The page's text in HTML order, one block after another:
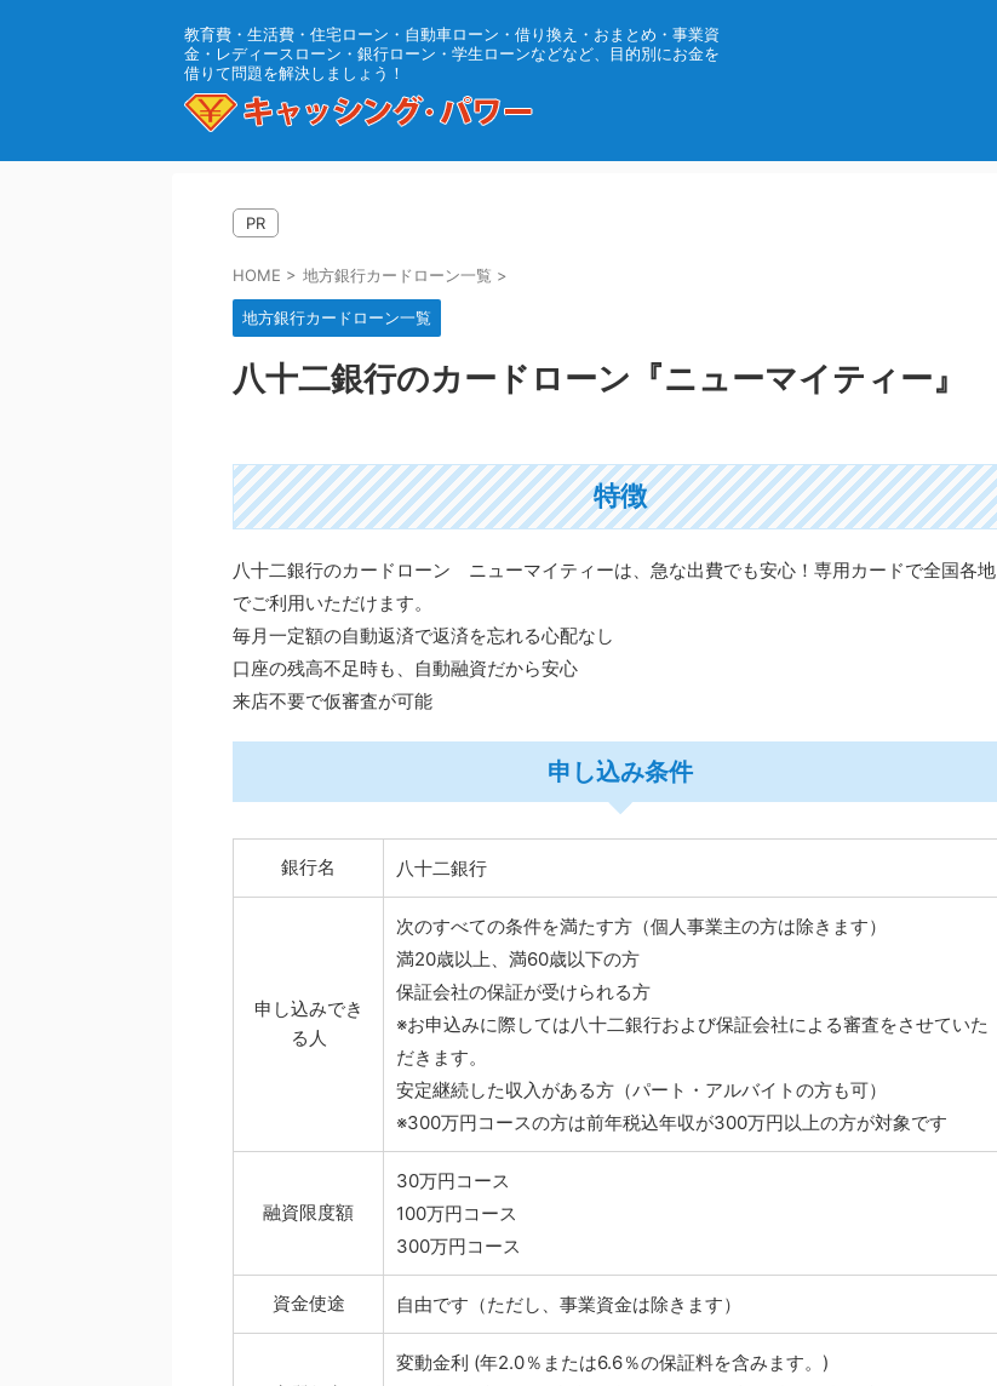
教育費・生活費・住宅ローン・自動車ローン・借り換え・おまとめ・事業資
金・レディースローン・銀行ローン・学生ローンなどなど、目的別にお金を
借りて問題を解決しましょう！
PR
HOME > 地方銀行カードローン一覧 >
地方銀行カードローン一覧
八十二銀行のカードローン『ニューマイティー』
特徴
八十二銀行のカードローン ニューマイティーは、急な出費でも安心！専用カードで全国各地
でご利用いただけます。
毎月一定額の自動返済で返済を忘れる心配なし
口座の残高不足時も、自動融資だから安心
来店不要で仮審査が可能
申し込み条件
銀行名 八十二銀行
申し込みでき
る人
次のすべての条件を満たす方（個人事業主の方は除きます）
満20歳以上、満60歳以下の方
保証会社の保証が受けられる方
※お申込みに際しては八十二銀行および保証会社による審査をさせていた
だきます。
安定継続した収入がある方（パート・アルバイトの方も可）
※300万円コースの方は前年税込年収が300万円以上の方が対象です
融資限度額
30万円コース
100万円コース
300万円コース
資金使途 自由です（ただし、事業資金は除きます）
変動金利 (年2.0％または6.6％の保証料を含みます。)